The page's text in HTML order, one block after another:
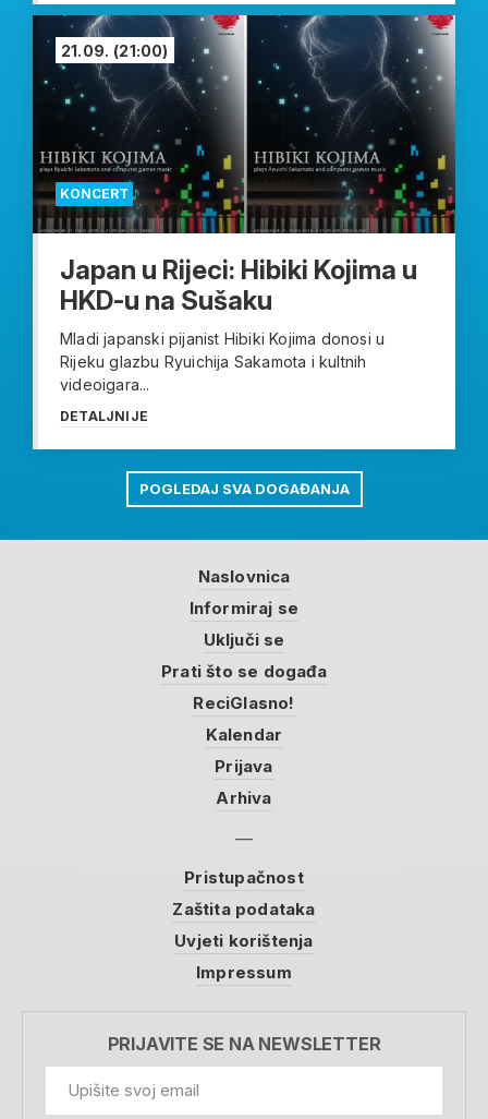
KONCERT
21.09. (21:00)
Japan u Rijeci: Hibiki Kojima u
HKD-u na Sušaku
Mladi japanski pijanist Hibiki Kojima donosi u
Rijeku glazbu Ryuichija Sakamota i kultnih
videoigara...
DETALJNIJE
POGLEDAJ SVA DOGAĐANJA
Naslovnica
Informiraj se
Uključi se
Prati što se događa
ReciGlasno!
Kalendar
Prijava
Arhiva
Pristupačnost
Zaštita podataka
Uvjeti korištenja
Impressum
PRIJAVITE SE NA NEWSLETTER